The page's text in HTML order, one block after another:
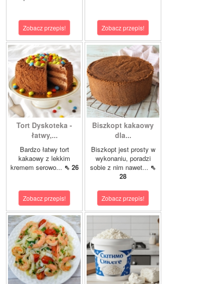
Zobacz przepis! Zobacz przepis!
Tort Dyskoteka -
łatwy,...
Bardzo łatwy tort
kakaowy z lekkim
kremem serowo... ⇖ 26
Zobacz przepis!
Biszkopt kakaowy
dla...
Biszkopt jest prosty w
wykonaniu, poradzi
sobie z nim nawet... ⇖
28
Zobacz przepis!